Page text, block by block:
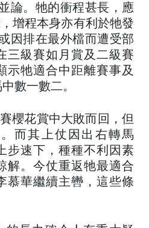
論。牠的衝程甚長，應
增程本身亦有利於牠發
因排在最外檔而遭受部
三級賽如月賞及二級賽
示牠適合中距離賽事及
數一數二。
櫻花賞中大敗而回，但
而其上仗因出右轉馬
步速下，種種不利因素
解。今仗重返牠最適合
慕華繼續主轡，這些條